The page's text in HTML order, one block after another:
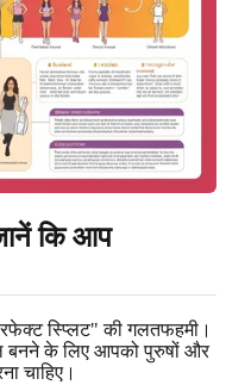
कि आप
स्प्लिट" की गलतफहमी।
बनने के लिए आपको पुरुषों और
चाहिए।